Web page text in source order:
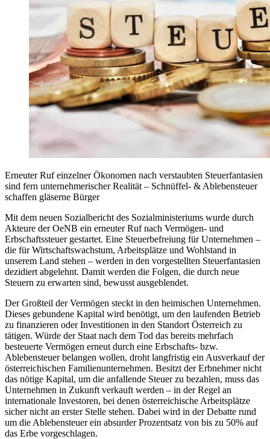
Erneuter Ruf einzelner Ökonomen nach verstaubten Steuerfantasien
sind fern unternehmerischer Realität – Schnüffel- & Ablebensteuer
schaffen gläserne Bürger
Mit dem neuen Sozialbericht des Sozialministeriums wurde durch
Akteure der OeNB ein erneuter Ruf nach Vermögen- und
Erbschaftssteuer gestartet. Eine Steuerbefreiung für Unternehmen –
die für Wirtschaftswachstum, Arbeitsplätze und Wohlstand in
unserem Land stehen – werden in den vorgestellten Steuerfantasien
dezidiert abgelehnt. Damit werden die Folgen, die durch neue
Steuern zu erwarten sind, bewusst ausgeblendet.
Der Großteil der Vermögen steckt in den heimischen Unternehmen.
Dieses gebundene Kapital wird benötigt, um den laufenden Betrieb
zu finanzieren oder Investitionen in den Standort Österreich zu
tätigen. Würde der Staat nach dem Tod das bereits mehrfach
besteuerte Vermögen erneut durch eine Erbschafts- bzw.
Ablebensteuer belangen wollen, droht langfristig ein Ausverkauf der
österreichischen Familienunternehmen. Besitzt der Erbnehmer nicht
das nötige Kapital, um die anfallende Steuer zu bezahlen, muss das
Unternehmen in Zukunft verkauft werden – in der Regel an
internationale Investoren, bei denen österreichische Arbeitsplätze
sicher nicht an erster Stelle stehen. Dabei wird in der Debatte rund
um die Ablebensteuer ein absurder Prozentsatz von bis zu 50% auf
das Erbe vorgeschlagen.